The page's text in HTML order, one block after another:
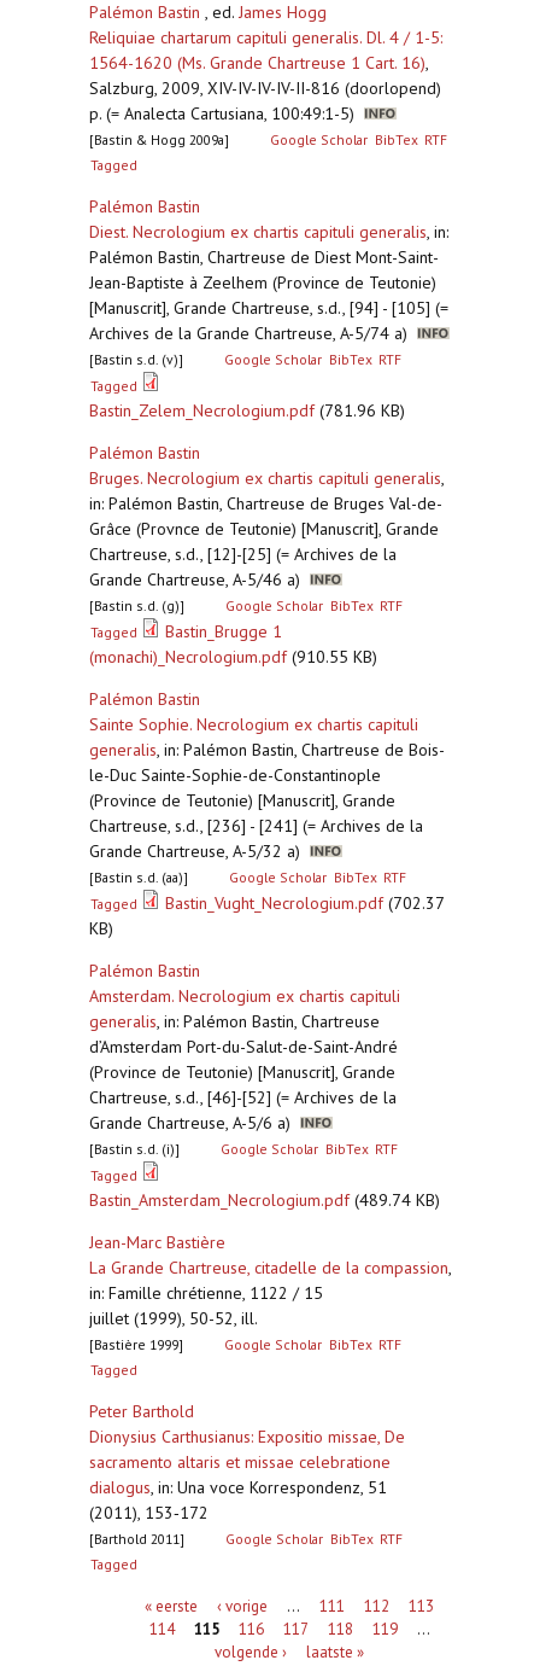
Palémon Bastin , ed. James Hogg
Reliquiae chartarum capituli generalis. Dl. 4 / 1-5:
1564-1620 (Ms. Grande Chartreuse 1 Cart. 16),
Salzburg, 2009, XIV-IV-IV-IV-II-816 (doorlopend)
p. (= Analecta Cartusiana, 100:49:1-5)
[Bastin & Hogg 2009a] Google Scholar BibTex RTF
Tagged
Palémon Bastin
Diest. Necrologium ex chartis capituli generalis, in:
Palémon Bastin, Chartreuse de Diest Mont-Saint-
Jean-Baptiste à Zeelhem (Province de Teutonie)
[Manuscrit], Grande Chartreuse, s.d., [94] - [105] (=
Archives de la Grande Chartreuse, A-5/74 a)
[Bastin s.d. (v)] Google Scholar BibTex RTF
Tagged
Bastin_Zelem_Necrologium.pdf(781.96 KB)
Palémon Bastin
Bruges. Necrologium ex chartis capituli generalis,
in: Palémon Bastin, Chartreuse de Bruges Val-de-
Grâce (Provnce de Teutonie) [Manuscrit], Grande
Chartreuse, s.d., [12]-[25] (= Archives de la
Grande Chartreuse, A-5/46 a)
[Bastin s.d. (g)] Google Scholar BibTex RTF
Tagged
Bastin_Brugge 1
(monachi)_Necrologium.pdf(910.55 KB)
Palémon Bastin
Sainte Sophie. Necrologium ex chartis capituli
generalis, in: Palémon Bastin, Chartreuse de Bois-
le-Duc Sainte-Sophie-de-Constantinople
(Province de Teutonie) [Manuscrit], Grande
Chartreuse, s.d., [236] - [241] (= Archives de la
Grande Chartreuse, A-5/32 a)
[Bastin s.d. (aa)] Google Scholar BibTex RTF
Tagged
Bastin_Vught_Necrologium.pdf(702.37
KB)
Palémon Bastin
Amsterdam. Necrologium ex chartis capituli
generalis, in: Palémon Bastin, Chartreuse
d’Amsterdam Port-du-Salut-de-Saint-André
(Province de Teutonie) [Manuscrit], Grande
Chartreuse, s.d., [46]-[52] (= Archives de la
Grande Chartreuse, A-5/6 a)
[Bastin s.d. (i)] Google Scholar BibTex RTF
Tagged
Bastin_Amsterdam_Necrologium.pdf(489.74 KB)
Jean-Marc Bastière
La Grande Chartreuse, citadelle de la compassion,
in: Famille chrétienne, 1122 / 15
juillet (1999), 50-52, ill.
[Bastière 1999] Google Scholar BibTex RTF
Tagged
Peter Barthold
Dionysius Carthusianus: Expositio missae, De
sacramento altaris et missae celebratione
dialogus, in: Una voce Korrespondenz, 51
(2011), 153‐172
[Barthold 2011] Google Scholar BibTex RTF
Tagged
Pagina's« eerste ‹ vorige … 111 112
113
114
115 116 117 118 119
…
volgende ›
laatste »